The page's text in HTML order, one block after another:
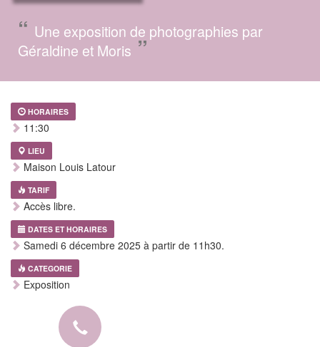
“ Une exposition de photographies par
Géraldine et Moris ”
HORAIRES
11:30
LIEU
Maison Louis Latour
TARIF
Accès libre.
DATES ET HORAIRES
Samedi 6 décembre 2025 à partir de 11h30.
CATEGORIE
Exposition